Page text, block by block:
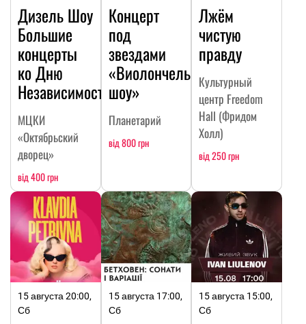
Дизель Шоу
Большие
концерты
ко Дню
Независимости
МЦКИ
«Октябрьский
дворец»
від 400 грн
Концерт
под
звездами
«Виолончельное
шоу»
Планетарий
від 800 грн
Лжём
чистую
правду
Культурный
центр Freedom
Hall (Фридом
Холл)
від 250 грн
15 августа 20:00,
Сб
15 августа 17:00,
Сб
15 августа 15:00,
Сб